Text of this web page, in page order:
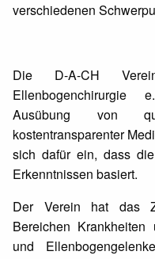
verschiedenen
Die D-A-CH
Ellenbogenchirurgie
Ausübung von
kostentransparenter
sich dafür ein, dass
Erkenntnissen basiert.
Der Verein hat das
Bereichen
und